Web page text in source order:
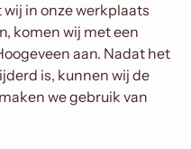
in onze werkplaats
komen wij met een
aan. Nadat het
is, kunnen wij de
we gebruik van